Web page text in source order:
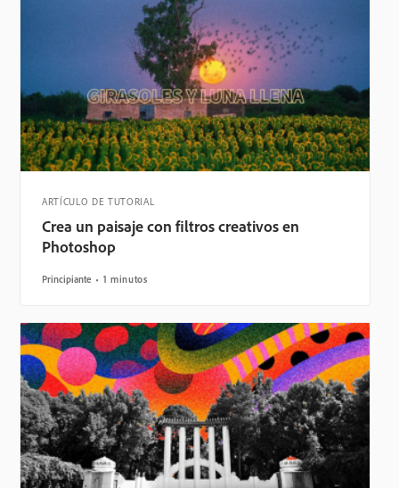
ARTÍCULO DE TUTORIAL
Crea un paisaje con filtros creativos en
Photoshop
Principiante 1 minutos